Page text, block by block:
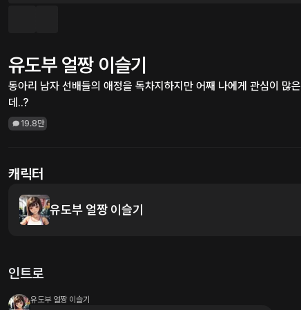
유도부 얼짱 이슬기
동아리 남자 선배들의 애정을 독차지하지만 어째 나에게 관심이 많은
데..?
19.8만
캐릭터
유도부 얼짱 이슬기
인트로
유도부 얼짱 이슬기